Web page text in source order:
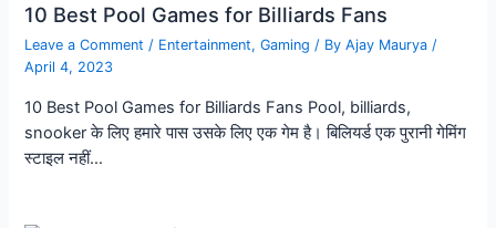
10 Best Pool Games for Billiards Fans
Leave a Comment / Entertainment,Gaming / ByAjay Maurya /
April 4, 2023
10 Best Pool Games for Billiards Fans Pool, billiards,
snooker के लिए हमारे पास उसके लिए एक गेम है। बिलियर्ड एक पुरानी गेमिंग
स्टाइल नहीं…